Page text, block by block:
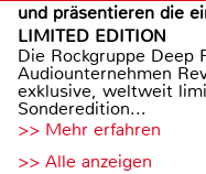
und präsentieren die
LIMITED EDITION
Die Rockgruppe Deep
Audiounternehmen
exklusive, weltweit
Sonderedition...
>> Mehr erfahren
>> Alle anzeigen